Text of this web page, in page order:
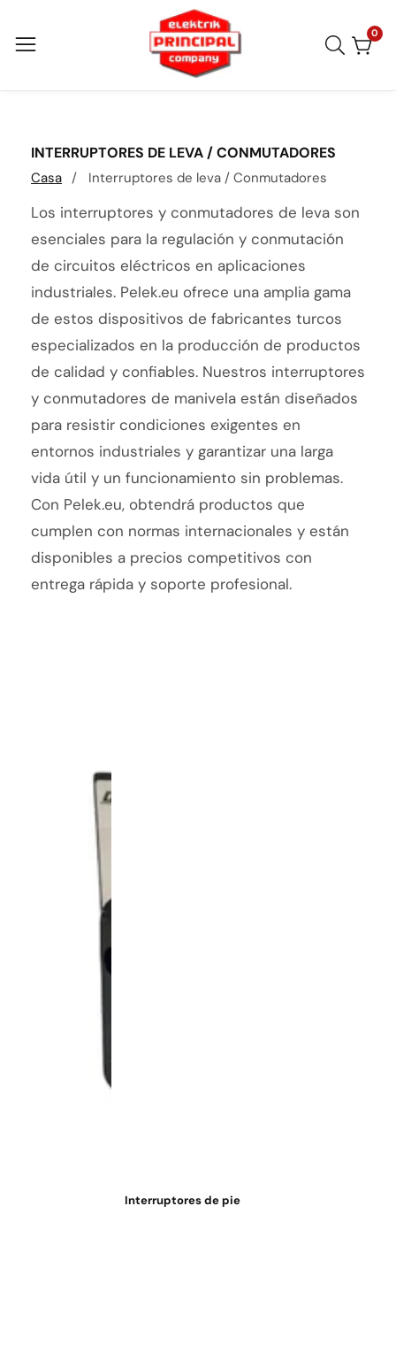
directamente
00
COLECCIÓN:
INTERRUPTORES DE LEVA / CONMUTADORES
Casa Interruptores de leva / Conmutadores
Los interruptores y conmutadores de leva son
esenciales para la regulación y conmutación
de circuitos eléctricos en aplicaciones
industriales. Pelek.eu ofrece una amplia gama
de estos dispositivos de fabricantes turcos
especializados en la producción de productos
de calidad y confiables. Nuestros interruptores
y conmutadores de manivela están diseñados
para resistir condiciones exigentes en
entornos industriales y garantizar una larga
vida útil y un funcionamiento sin problemas.
Con Pelek.eu, obtendrá productos que
cumplen con normas internacionales y están
disponibles a precios competitivos con
entrega rápida y soporte profesional.
Interruptores de pie